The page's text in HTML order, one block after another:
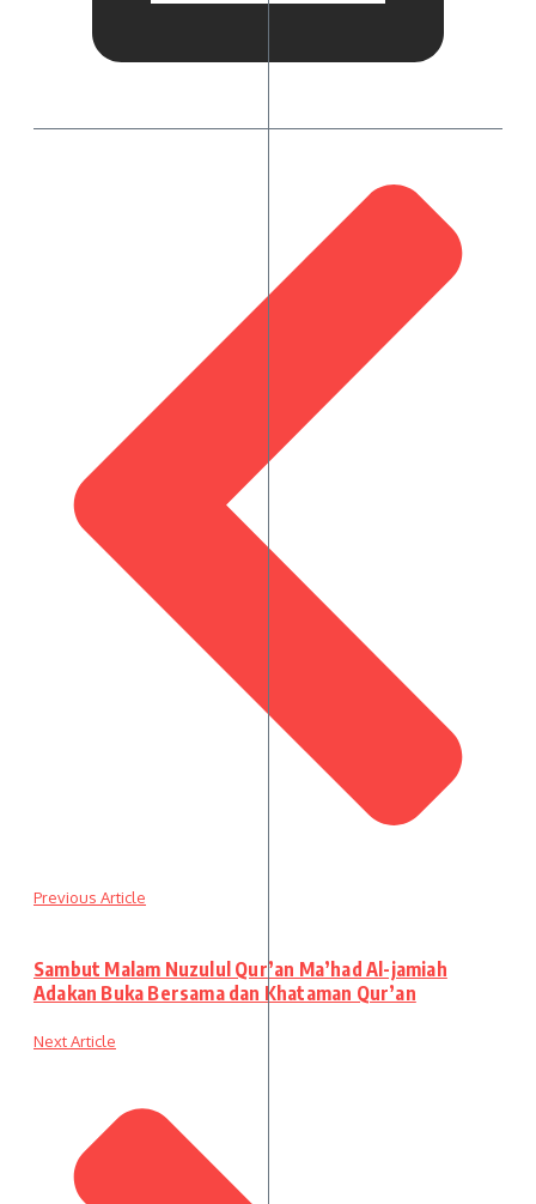
Previous Article
Sambut Malam Nuzulul Qur’an Ma’had Al-jamiah
Adakan Buka Bersama dan Khataman Qur’an
Next Article